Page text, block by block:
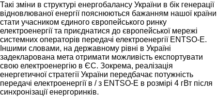
Такі зміни в структурі енергобалансу України в бік генерації
відновлюваної енергії пояснюються бажанням нашої країни
стати учасником єдиного європейського ринку
електроенергії та приєднатися до європейської мережі
системних операторів передачі електроенергії ENTSO-E.
Іншими словами, на державному рівні в Україні
задекларована мета отримати можливість експортувати
свою електроенергію в ЄС. Зокрема, реалізація
енергетичної стратегії України передбачає потужність
передачі електроенергії в / з ENTSO-E в розмірі 4 гВт після
синхронізації енергоринків.